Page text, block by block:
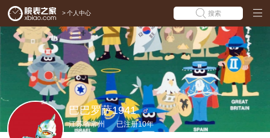
> 个人中心 搜索
巴巴罗萨1941
江苏省常州 已注册10年